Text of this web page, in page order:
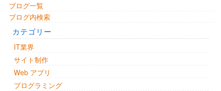
ブログ一覧
ブログ内検索
カテゴリー
IT業界
サイト制作
Web アプリ
プログラミング